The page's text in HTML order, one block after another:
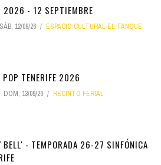
2026 - 12 SEPTIEMBRE
SÁB, 12/09/26 ESPACIO CULTURAL EL TANQUE
POP TENERIFE 2026
DOM, 13/09/26 RECINTO FERIAL
BELL' - TEMPORADA 26-27 SINFÓNICA